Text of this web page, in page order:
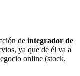
de integrador de
ya que de él va a
online (stock,